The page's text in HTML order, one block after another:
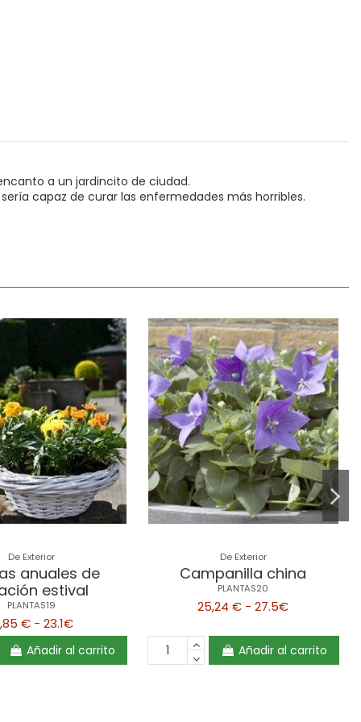
a un jardincito de ciudad.
capaz de curar las enfermedades más horribles.
De Exterior
anuales de
estival
PLANTAS19
€ - 23.1€
Añadir al carrito
De Exterior
Campanilla china
PLANTAS20
25,24 € - 27.5€
Añadir al carrito